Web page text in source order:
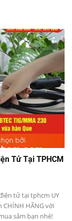
Tử Tại TPHCM
tử tại tphcm UY
CHÍNH HÃNG với
sắm bạn nhé!